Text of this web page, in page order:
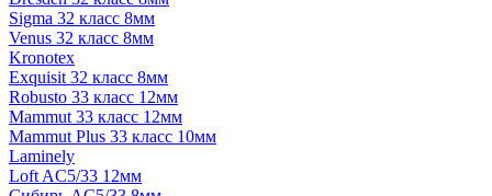
Sigma 32 класс 8мм
Venus 32 класс 8мм
Kronotex
Exquisit 32 класс 8мм
Robusto 33 класс 12мм
Mammut 33 класс 12мм
Mammut Plus 33 класс 10мм
Laminely
Loft AC5/33 12мм